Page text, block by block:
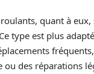
quant à
type est plus
des réparations